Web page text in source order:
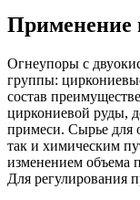
Применение
Огнеупоры с
группы:
состав
циркониевой руды,
примеси. Сырье для
так и химическим
изменением объема
Для регулирования